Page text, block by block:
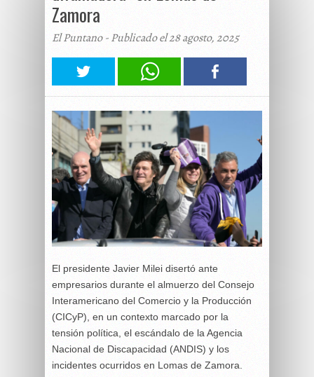
Zamora
El Puntano - Publicado el 28 agosto, 2025
El presidente Javier Milei disertó ante
empresarios durante el almuerzo del Consejo
Interamericano del Comercio y la Producción
(CICyP), en un contexto marcado por la
tensión política, el escándalo de la Agencia
Nacional de Discapacidad (ANDIS) y los
incidentes ocurridos en Lomas de Zamora.